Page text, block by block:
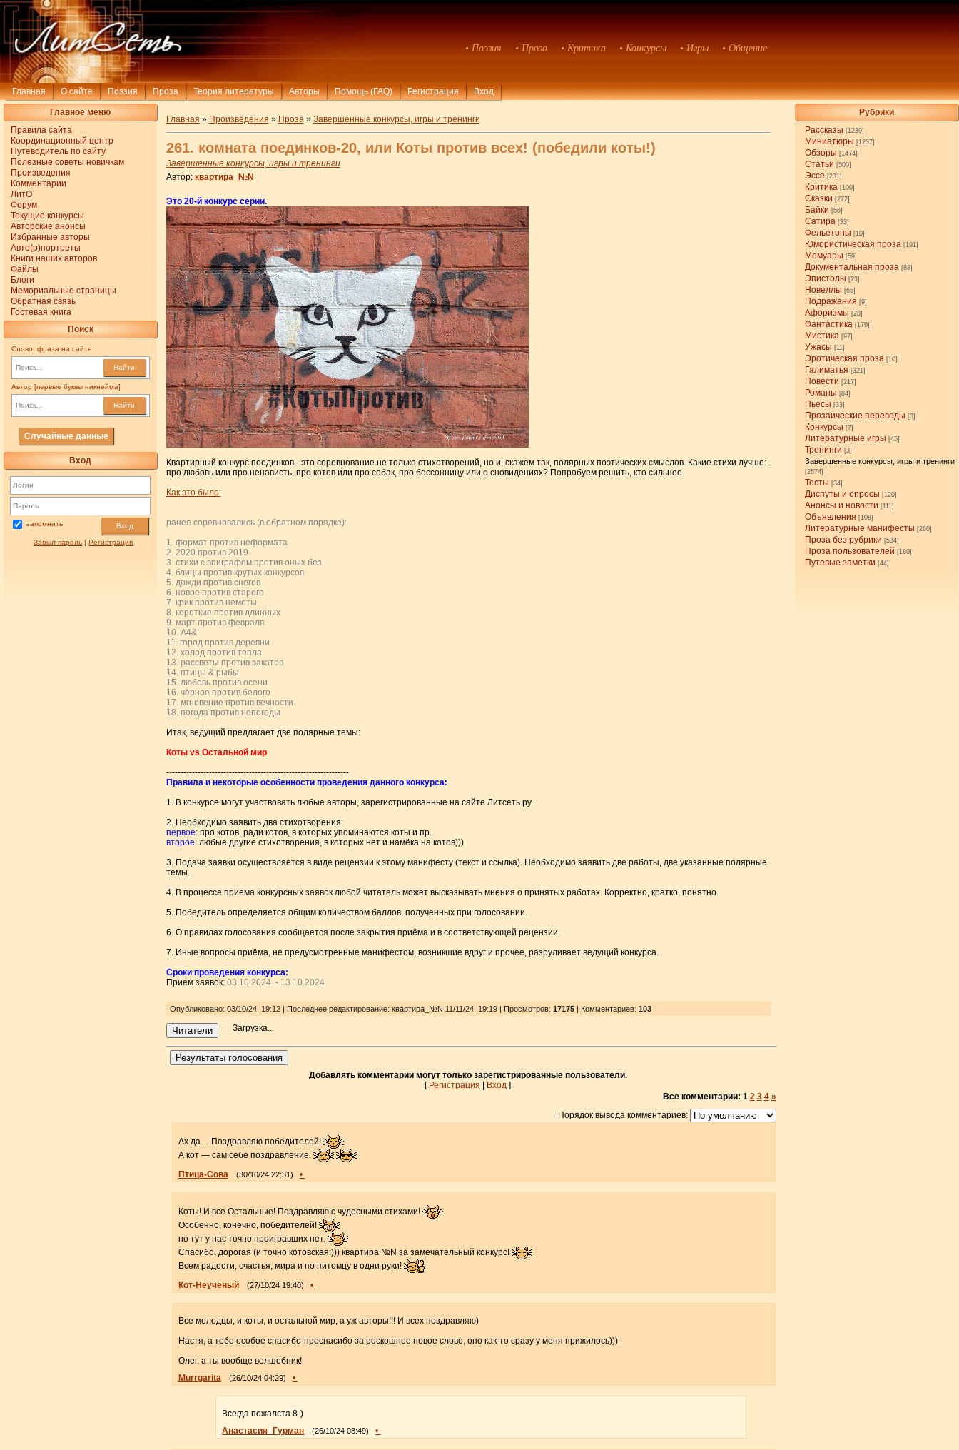
• Поэзия • Проза • Критика • Конкурсы • Игры • Общение
Главная О сайте Поэзия Проза Теория литературы Авторы Помощь (FAQ) Регистрация Вход
Главное меню
Правила сайта
Координационный центр
Путеводитель по сайту
Полезные советы новичкам
Произведения
Комментарии
ЛитО
Форум
Текущие конкурсы
Авторские анонсы
Избранные авторы
Авто(р)портреты
Книги наших авторов
Файлы
Блоги
Мемориальные страницы
Обратная связь
Гостевая книга
Поиск
Слово, фраза на сайте
Найти
Автор [первые буквы никнейма]
Найти
Случайные данные
Вход
запомнить Вход
Забыл пароль |Регистрация
Рубрики
Рассказы [1239]
Миниатюры [1237]
Обзоры [1474]
Статьи [500]
Эссе [231]
Критика [100]
Сказки [272]
Байки [56]
Сатира [33]
Фельетоны [10]
Юмористическая проза [191]
Мемуары [59]
Документальная проза [88]
Эпистолы [23]
Новеллы [65]
Подражания [9]
Афоризмы [28]
Фантастика [179]
Мистика [97]
Ужасы [11]
Эротическая проза [10]
Галиматья [321]
Повести [217]
Романы [84]
Пьесы [33]
Прозаические переводы [3]
Конкурсы [7]
Литературные игры [45]
Тренинги [3]
Завершенные конкурсы, игры и тренинги
[2674]
Тесты [34]
Диспуты и опросы [120]
Анонсы и новости [111]
Объявления [108]
Литературные манифесты [260]
Проза без рубрики [534]
Проза пользователей [180]
Путевые заметки [44]
Главная » Произведения » Проза » Завершенные конкурсы, игры и тренинги
261. комната поединков-20, или Коты против всех! (победили коты!)
Завершенные конкурсы, игры и тренинги
Автор: квартира_№N
Это 20-й конкурс серии.
Квартирный конкурс поединков - это соревнование не только стихотворений, но и, скажем так, полярных поэтических смыслов. Какие стихи лучше:
про любовь или про ненависть, про котов или про собак, про бессонницу или о сновидениях? Попробуем решить, кто сильнее.
Как это было:
ранее соревновались (в обратном порядке):
1. формат против неформата
2. 2020 против 2019
3. стихи с эпиграфом против оных без
4. блицы против крутых конкурсов
5. дожди против снегов
6. новое против старого
7. крик против немоты
8. короткие против длинных
9. март против февраля
10. А4&
11. город против деревни
12. холод против тепла
13. рассветы против закатов
14. птицы & рыбы
15. любовь против осени
16. чёрное против белого
17. мгновение против вечности
18. погода против непогоды
Итак, ведущий предлагает две полярные темы:
Коты vs Остальной мир
----------------------------------------------------------------
Правила и некоторые особенности проведения данного конкурса:
1. В конкурсе могут участвовать любые авторы, зарегистрированные на сайте Литсеть.ру.
2. Необходимо заявить два стихотворения:
первое: про котов, ради котов, в которых упоминаются коты и пр.
второе: любые другие стихотворения, в которых нет и намёка на котов)))
3. Подача заявки осуществляется в виде рецензии к этому манифесту (текст и ссылка). Необходимо заявить две работы, две указанные полярные
темы.
4. В процессе приема конкурсных заявок любой читатель может высказывать мнения о принятых работах. Корректно, кратко, понятно.
5. Победитель определяется общим количеством баллов, полученных при голосовании.
6. О правилах голосования сообщается после закрытия приёма и в соответствующей рецензии.
7. Иные вопросы приёма, не предусмотренные манифестом, возникшие вдруг и прочее, разруливает ведущий конкурса.
Сроки проведения конкурса:
Прием заявок: 03.10.2024. - 13.10.2024
Опубликовано: 03/10/24, 19:12 | Последнее редактирование: квартира_№N 11/11/24, 19:19 | Просмотров: 17175| Комментариев: 103
Читатели Загрузка...
Результаты голосования
Добавлять комментарии могут только зарегистрированные пользователи.
[ Регистрация Вход ]
Все комментарии: 1 2 3 4 »
Порядок вывода комментариев:
Ах да… Поздравляю победителей!
А кот — сам себе поздравление.
Птица-Сова
(30/10/24 22:31) •
Коты! И все Остальные! Поздравляю с чудесными стихами!
Особенно, конечно, победителей!
но тут у нас точно проигравших нет.
Спасибо, дорогая (и точно котовская:))) квартира №N за замечательный конкурс!
Всем радости, счастья, мира и по питомцу в одни руки!
Кот-Неучёный
(27/10/24 19:40) •
Все молодцы, и коты, и остальной мир, а уж авторы!!! И всех поздравляю)
Настя, а тебе особое спасибо-преспасибо за роскошное новое слово, оно как-то сразу у меня прижилось)))
Олег, а ты вообще волшебник!
Murrgarita
(26/10/24 04:29) •
Всегда пожалста 8-)
Анастасия_Гурман
(26/10/24 08:49) •